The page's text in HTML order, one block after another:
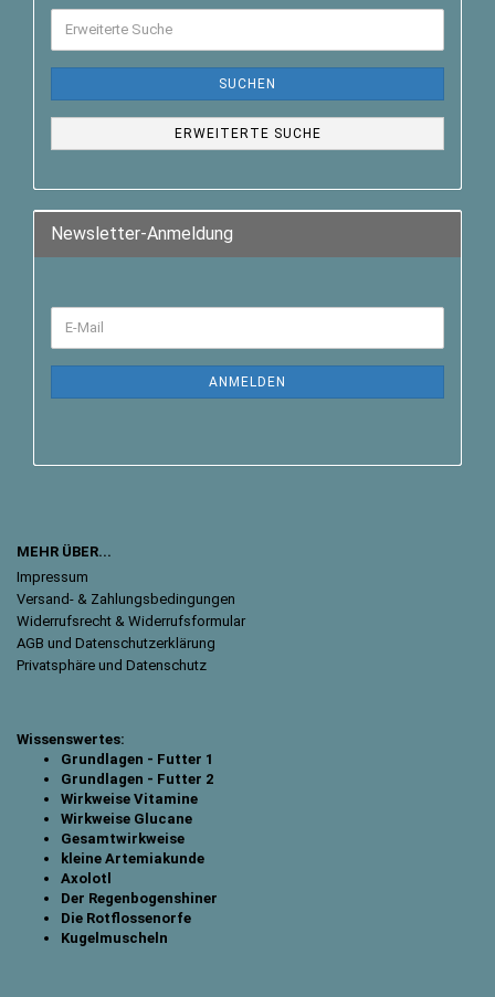
SUCHEN
ERWEITERTE SUCHE
Newsletter-Anmeldung
ANMELDEN
MEHR ÜBER...
Impressum
Versand- & Zahlungsbedingungen
Widerrufsrecht & Widerrufsformular
AGB und Datenschutzerklärung
Privatsphäre und Datenschutz
Wissenswertes:
Grundlagen - Futter 1
Grundlagen - Futter 2
Wirkweise Vitamine
Wirkweise Glucane
Gesamtwirkweise
kleine Artemiakunde
Axolotl
Der Regenbogenshiner
Die Rotflossenorfe
Kugelmuscheln